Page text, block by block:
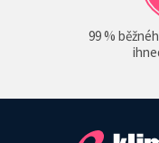
99 %